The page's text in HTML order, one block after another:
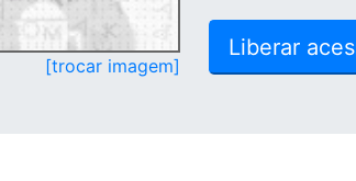
[trocar imagem]